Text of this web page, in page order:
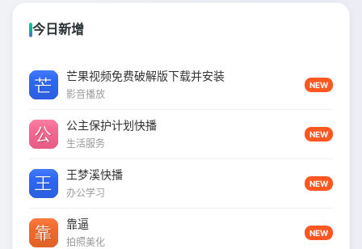
今日新增
芒果视频免费破解版下载并安装
影音播放
NEW
公主保护计划快播
生活服务
NEW
王梦溪快播
办公学习
NEW
靠逼
拍照美化
NEW